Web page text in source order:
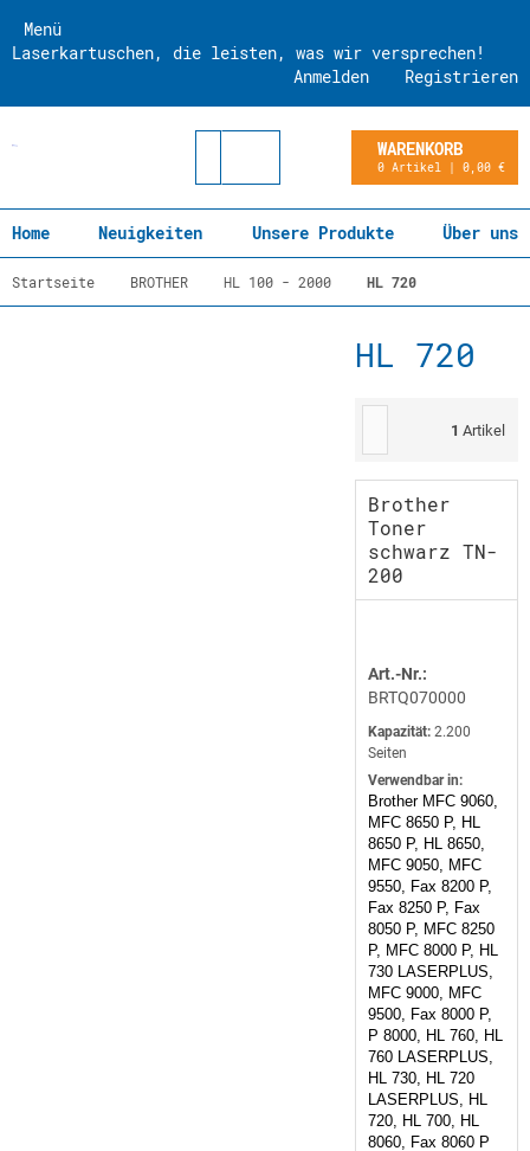
Menü
Laserkartuschen, die leisten, was wir versprechen!
Registrieren
Anmelden
WARENKORB
0 Artikel | 0,00 €
Home Neuigkeiten Unsere Produkte Über uns
Startseite BROTHER HL 100 - 2000 HL 720
HL 720
1 Artikel
Brother
Toner
schwarz TN-
200
Art.-Nr.:
BRTQ070000
Kapazität: 2.200
Seiten
Verwendbar in:
Brother MFC 9060,
MFC 8650 P, HL
8650 P, HL 8650,
MFC 9050, MFC
9550, Fax 8200 P,
Fax 8250 P, Fax
8050 P, MFC 8250
P, MFC 8000 P, HL
730 LASERPLUS,
MFC 9000, MFC
9500, Fax 8000 P,
P 8000, HL 760, HL
760 LASERPLUS,
HL 730, HL 720
LASERPLUS, HL
720, HL 700, HL
8060, Fax 8060 P